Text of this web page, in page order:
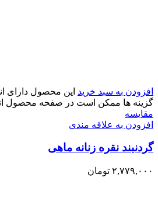
افزودن به سبد خرید این محصول دارای
گزینه ها ممکن است در صفحه محصول
مقایسه
افزودن به علاقه مندی
گردنبند نقره زنانه ماهی
۲,۷۷۹,۰۰۰ تومان